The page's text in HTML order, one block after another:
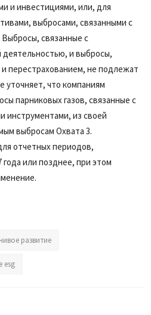
и инвестициями, или, для
выбросами, связанными с
связанные с
и выбросы,
перестрахованием, не подлежат
уточняет, что компаниям
парниковых газов, связанные с
инструментами, из своей
выбросам Охвата 3.
отчетных периодов,
или позднее, при этом
развитие
esg